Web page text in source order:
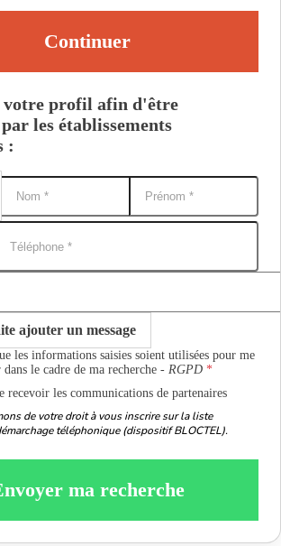
Continuer
votre profil afin d'être
les établissements
:
ajouter un message
les informations saisies soient utilisées pour me
dans le cadre de ma recherche -RGPD
recevoir les communications de partenaires
de votre droit à vous inscrire sur la liste
téléphonique (dispositif BLOCTEL).
ma recherche